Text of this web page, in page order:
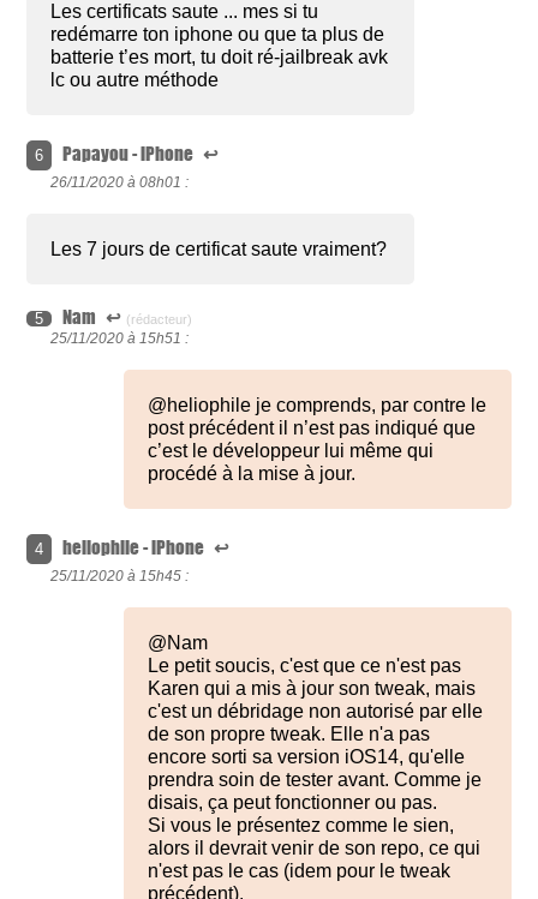
Les certificats saute ... mes si tu
redémarre ton iphone ou que ta plus de
batterie t’es mort, tu doit ré-jailbreak avk
lc ou autre méthode
6 Papayou - iPhone ↩
26/11/2020 à 08h01 :
Les 7 jours de certificat saute vraiment?
5 Nam ↩ (rédacteur)
25/11/2020 à 15h51 :
@heliophile je comprends, par contre le
post précédent il n’est pas indiqué que
c’est le développeur lui même qui
procédé à la mise à jour.
4 heliophile - iPhone ↩
25/11/2020 à 15h45 :
@Nam
Le petit soucis, c'est que ce n'est pas
Karen qui a mis à jour son tweak, mais
c'est un débridage non autorisé par elle
de son propre tweak. Elle n'a pas
encore sorti sa version iOS14, qu'elle
prendra soin de tester avant. Comme je
disais, ça peut fonctionner ou pas.
Si vous le présentez comme le sien,
alors il devrait venir de son repo, ce qui
n'est pas le cas (idem pour le tweak
précédent).